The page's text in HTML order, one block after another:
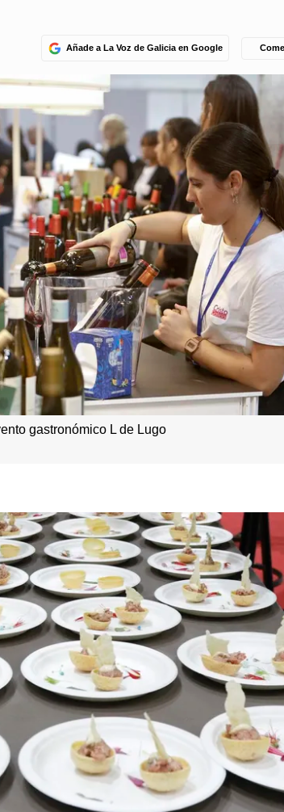
Añade a La Voz de Galicia en Google
gastronómico L de Lugo